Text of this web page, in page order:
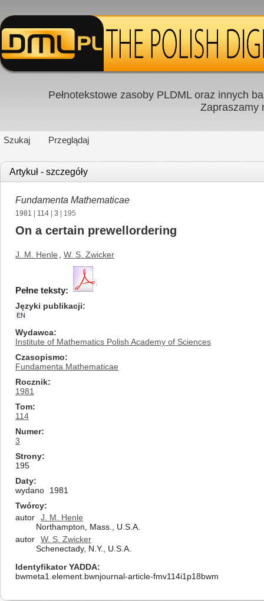
Pełnotekstowe zasoby PLDML oraz innych
Zapraszamy
Szukaj Przeglądaj
Artykuł - szczegóły
Fundamenta Mathematicae
1981 114 3 | 195
On a certain prewellordering
J. M. Henle W. S. Zwicker
Pełne teksty:
Języki publikacji
EN
Wydawca
Institute of Mathematics Polish Academy of Sciences
Czasopismo
Fundamenta Mathematicae
Rocznik
1981
Tom
114
Numer
3
Strony
195
Daty
wydano
1981
Twórcy
autor
J. M. Henle
Northampton, Mass., U.S.A.
autor
W. S. Zwicker
Schenectady, N.Y., U.S.A.
Identyfikator YADDA
bwmeta1.element.bwnjournal-article-fmv114i1p18bwm